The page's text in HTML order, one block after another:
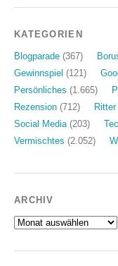
KATEGORIEN
Blogparade (367)
Gewinnspiel (121)
Persönliches (1.665)
Rezension (712)
Social Media (203)
Vermischtes (2.052)
ARCHIV
Archiv